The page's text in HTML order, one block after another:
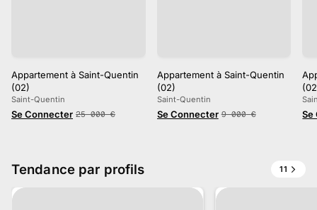
Appartement à Saint-Quentin
(02)
Saint-Quentin
Se Connecter 25 000 €
Appartement à Saint-Quentin
(02)
Saint-Quentin
Se Connecter 9 000 € Se
Tendance par profils 11